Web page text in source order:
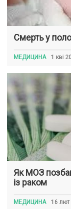
Смерть у
МЕДИЦИНА 1 кві
Як МОЗ
із раком
МЕДИЦИНА 16 лют